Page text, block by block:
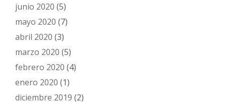
junio 2020 (5)
mayo 2020 (7)
abril 2020 (3)
marzo 2020 (5)
febrero 2020 (4)
enero 2020 (1)
diciembre 2019 (2)